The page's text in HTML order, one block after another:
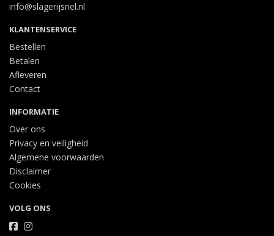
info@slagerijsnel.nl
KLANTENSERVICE
Bestellen
Betalen
Afleveren
Contact
INFORMATIE
Over ons
Privacy en veiligheid
Algemene voorwaarden
Disclaimer
Cookies
VOLG ONS